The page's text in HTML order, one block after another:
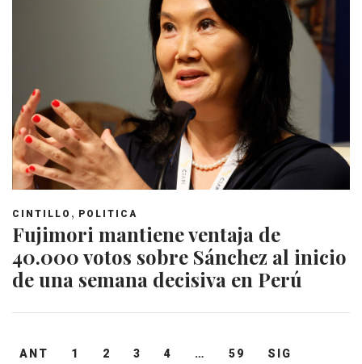
CINTILLO , POLITICA
Fujimori mantiene ventaja de
40.000 votos sobre Sánchez al inicio
de una semana decisiva en Perú
Navegación
ANT 1 2 3 4 … 59 SIG